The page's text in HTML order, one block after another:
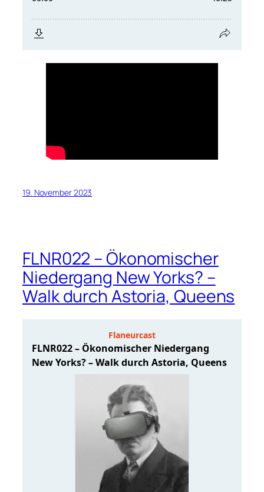
19. November 2023
FLNR022 – Ökonomischer
Niedergang New Yorks? –
Walk durch Astoria, Queens